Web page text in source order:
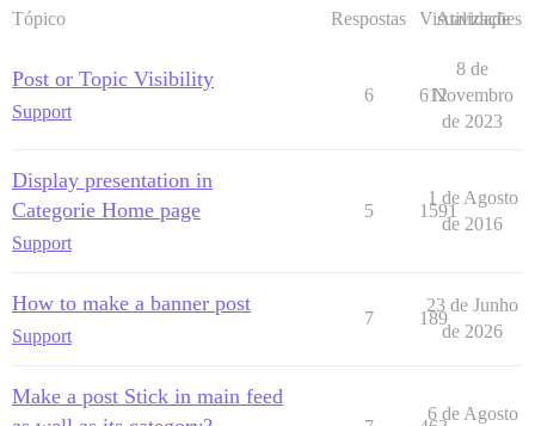
Tópico Respostas Visualizações
Atividade
Post or Topic Visibility
Support
6 612
8 de
Novembro
de 2023
Display presentation in
Categorie Home page
Support
5 1591
1 de Agosto
de 2016
How to make a banner post
Support
7 189
23 de Junho
de 2026
Make a post Stick in main feed
6 de Agosto